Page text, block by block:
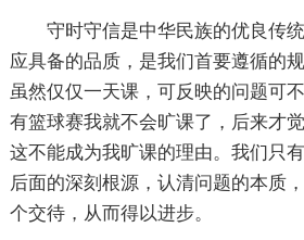
守时守信是中华民族的优良传
应具备的品质，是我们首要遵循的
虽然仅仅一天课，可反映的问题可
有篮球赛我就不会旷课了，后来才
这不能成为我旷课的理由。我们只
后面的深刻根源，认清问题的本质
个交待，从而得以进步。